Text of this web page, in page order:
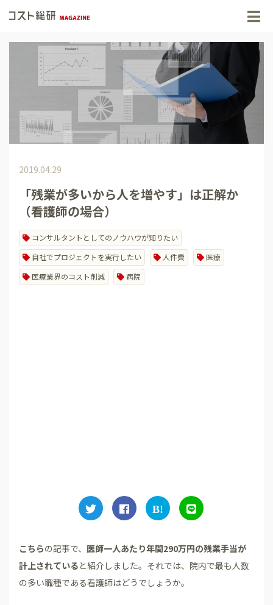
2019.04.29
「残業が多いから人を増やす」は正解か
（看護師の場合）
コンサルタントとしてのノウハウが知りたい
自社でプロジェクトを実行したい
人件費
医療
医療業界のコスト削減
病院
こちらの記事で、 医師一人あたり年間290万円の残業手当が
計上されている と紹介しました。それでは、院内で最も人数
の多い職種である看護師はどうでしょうか。